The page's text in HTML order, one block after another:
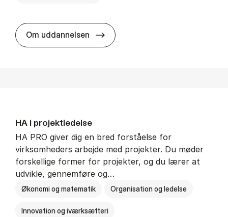
Om uddannelsen HA i mar­keds- og kul­tu­r­a­na­ly­se
HA i pro­jekt­le­del­se
HA PRO giver dig en bred forståelse for
virksomheders arbejde med projekter. Du møder
forskellige former for projekter, og du lærer at
udvikle, gennemføre og…
Økonomi og matematik Organisation og ledelse
Innovation og iværksætteri